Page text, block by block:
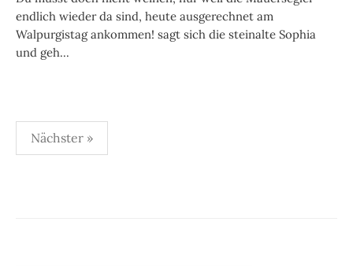
endlich wieder da sind, heute ausgerechnet am
Walpurgistag ankommen! sagt sich die steinalte Sophia
und geh...
Beitragsnavigation
Nächster »